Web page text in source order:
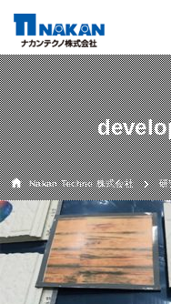
Nakan Techno 株式会社 研